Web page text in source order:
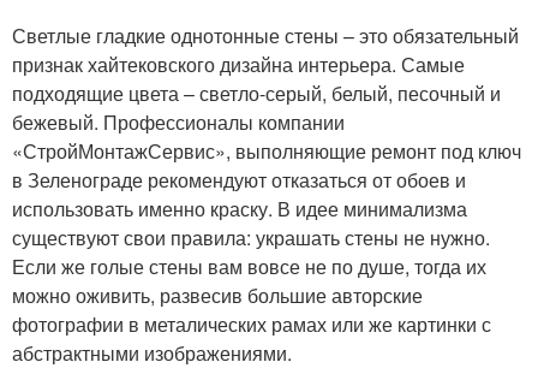
Светлые гладкие однотонные стены – это обязательный
признак хайтековского дизайна интерьера. Самые
подходящие цвета – светло-серый, белый, песочный и
бежевый. Профессионалы компании
«СтройМонтажСервис», выполняющие ремонт под ключ
в Зеленограде рекомендуют отказаться от обоев и
использовать именно краску. В идее минимализма
существуют свои правила: украшать стены не нужно.
Если же голые стены вам вовсе не по душе, тогда их
можно оживить, развесив большие авторские
фотографии в металических рамах или же картинки с
абстрактными изображениями.